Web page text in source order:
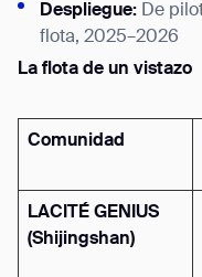
Despliegue: De
flota, 2025–2026
La flota de un vistazo
Comunidad
LACITÉ GENIUS
(Shijingshan)